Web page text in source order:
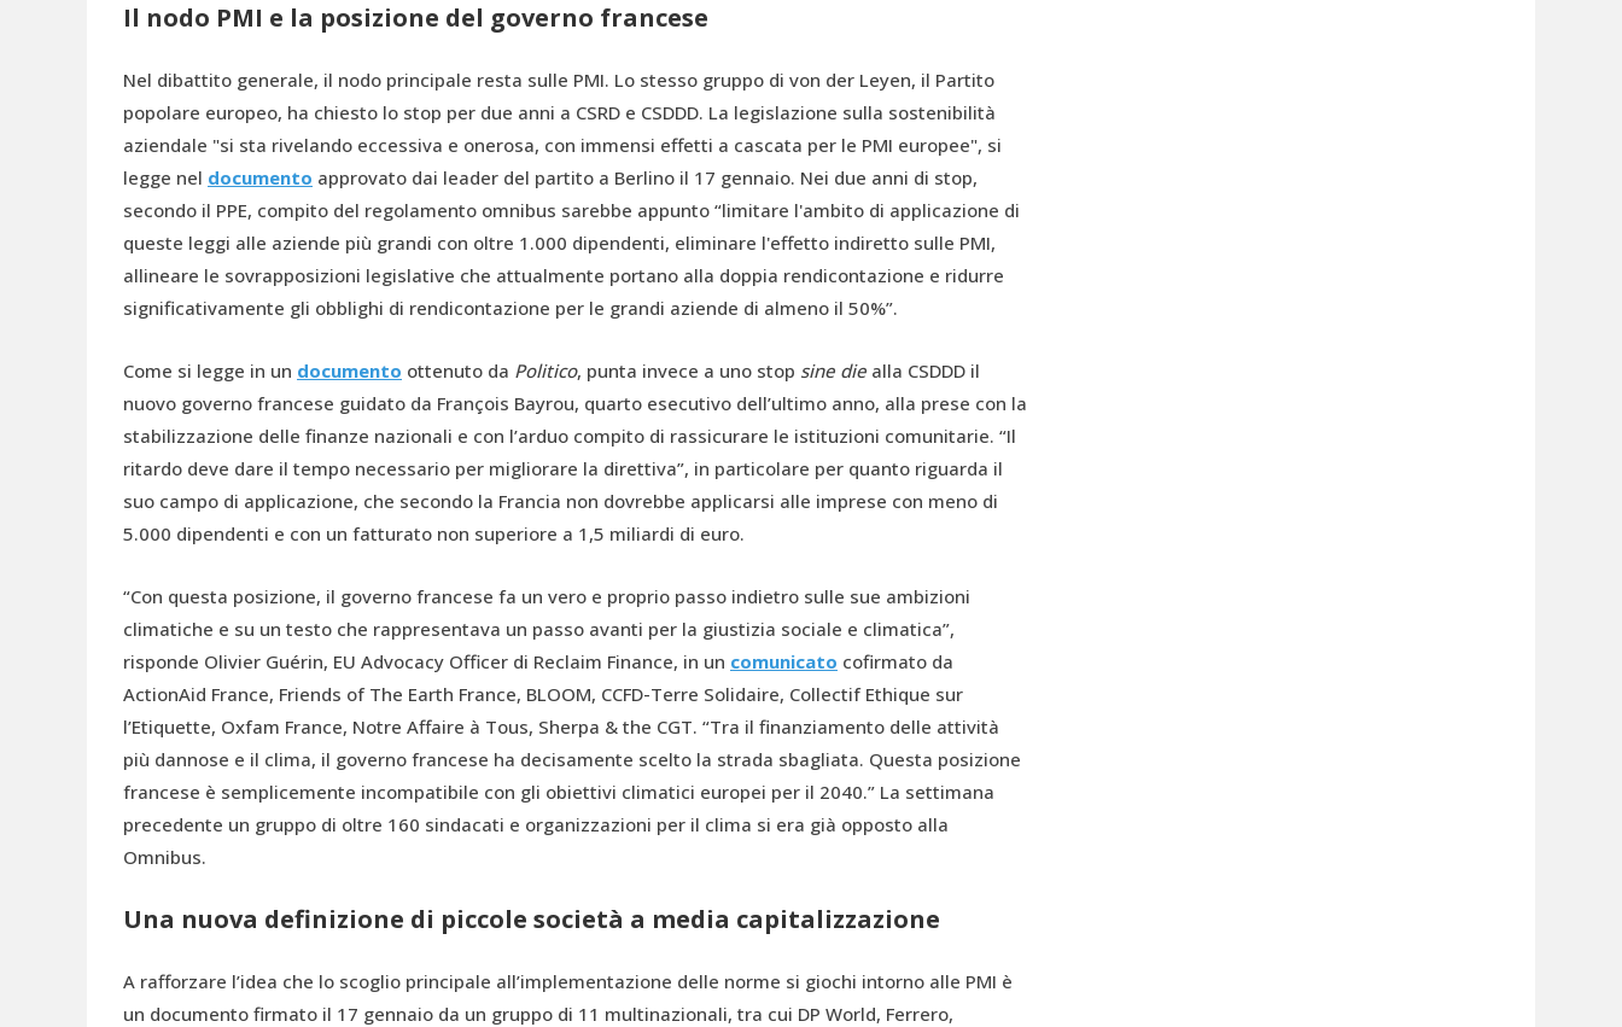
Il nodo PMI e la posizione del governo francese
Nel dibattito generale, il nodo principale resta sulle PMI. Lo stesso gruppo di von der Leyen, il Partito
popolare europeo, ha chiesto lo stop per due anni a CSRD e CSDDD. La legislazione sulla sostenibilità
aziendale "si sta rivelando eccessiva e onerosa, con immensi effetti a cascata per le PMI europee", si
legge nel documento approvato dai leader del partito a Berlino il 17 gennaio. Nei due anni di stop,
secondo il PPE, compito del regolamento omnibus sarebbe appunto “limitare l'ambito di applicazione di
queste leggi alle aziende più grandi con oltre 1.000 dipendenti, eliminare l'effetto indiretto sulle PMI,
allineare le sovrapposizioni legislative che attualmente portano alla doppia rendicontazione e ridurre
significativamente gli obblighi di rendicontazione per le grandi aziende di almeno il 50%”.
Come si legge in un documento ottenuto da Politico, punta invece a uno stop sine die alla CSDDD il
nuovo governo francese guidato da François Bayrou, quarto esecutivo dell’ultimo anno, alla prese con la
stabilizzazione delle finanze nazionali e con l’arduo compito di rassicurare le istituzioni comunitarie. “Il
ritardo deve dare il tempo necessario per migliorare la direttiva”, in particolare per quanto riguarda il
suo campo di applicazione, che secondo la Francia non dovrebbe applicarsi alle imprese con meno di
5.000 dipendenti e con un fatturato non superiore a 1,5 miliardi di euro.
“Con questa posizione, il governo francese fa un vero e proprio passo indietro sulle sue ambizioni
climatiche e su un testo che rappresentava un passo avanti per la giustizia sociale e climatica”,
risponde Olivier Guérin, EU Advocacy Officer di Reclaim Finance, in un comunicato cofirmato da
ActionAid France, Friends of The Earth France, BLOOM, CCFD-Terre Solidaire, Collectif Ethique sur
l’Etiquette, Oxfam France, Notre Affaire à Tous, Sherpa & the CGT. “Tra il finanziamento delle attività
più dannose e il clima, il governo francese ha decisamente scelto la strada sbagliata. Questa posizione
francese è semplicemente incompatibile con gli obiettivi climatici europei per il 2040.” La settimana
precedente un gruppo di oltre 160 sindacati e organizzazioni per il clima si era già opposto alla
Omnibus.
Una nuova definizione di piccole società a media capitalizzazione
A rafforzare l’idea che lo scoglio principale all’implementazione delle norme si giochi intorno alle PMI è
un documento firmato il 17 gennaio da un gruppo di 11 multinazionali, tra cui DP World, Ferrero,